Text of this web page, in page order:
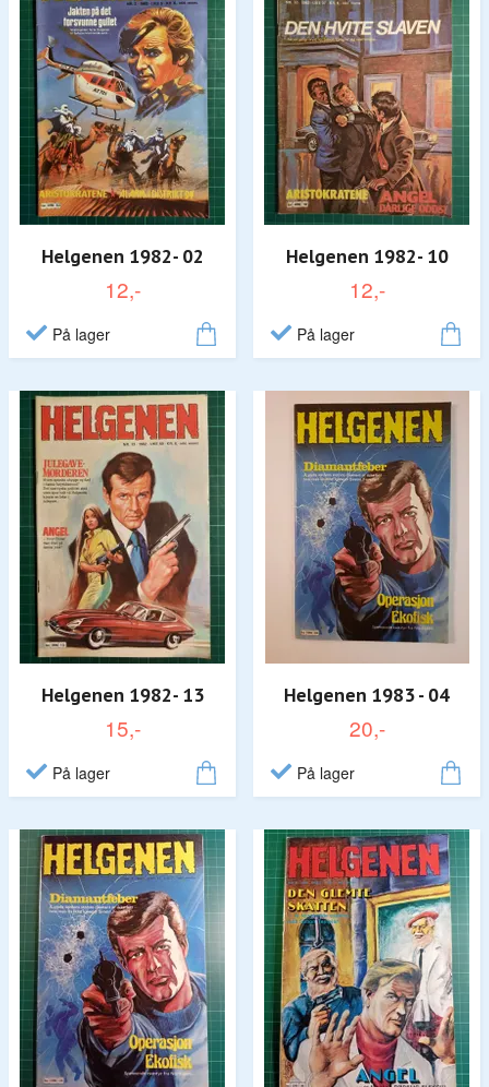
Helgenen 1982- 02
12,-
På lager
Helgenen 1982- 10
12,-
På lager
Helgenen 1982- 13
15,-
På lager
Helgenen 1983 - 04
20,-
På lager